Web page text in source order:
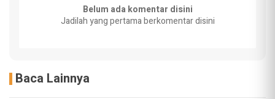
Belum ada komentar disini
Jadilah yang pertama berkomentar disini
Baca Lainnya